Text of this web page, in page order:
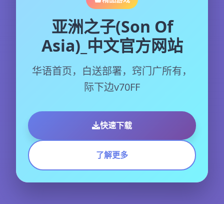
亚洲之子(Son Of
Asia)_中文官方网站
华语首页，白送部署，窍门广所有，
际下边v70FF
快速下载
了解更多